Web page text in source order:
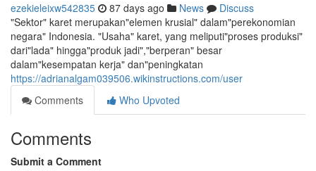
ezekieleixw542835 87 days ago News
Discuss
"Sektor" karet merupakan"elemen krusial" dalam"perekonomian
negara" Indonesia. "Usaha" karet, yang meliputi"proses produksi"
dari"lada" hingga"produk jadi","berperan" besar
dalam"kesempatan kerja" dan"peningkatan
https://adrianalgam039506.wikinstructions.com/user
Comments
Who Upvoted
Comments
Submit a Comment